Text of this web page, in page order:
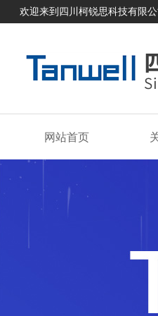
欢迎来到四川柯锐思科技有限公
网站首页